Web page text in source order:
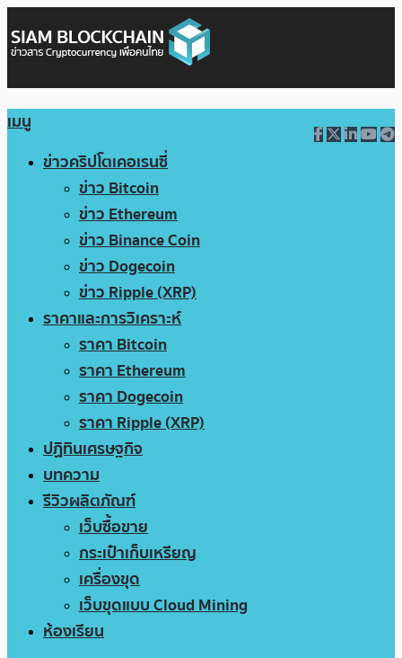
เมนู
ข่าวคริปโตเคอเรนซี่
ข่าว Bitcoin
ข่าว Ethereum
ข่าว Binance Coin
ข่าว Dogecoin
ข่าว Ripple (XRP)
ราคาและการวิเคราะห์
ราคา Bitcoin
ราคา Ethereum
ราคา Dogecoin
ราคา Ripple (XRP)
ปฏิทินเศรษฐกิจ
บทความ
รีวิวผลิตภัณฑ์
เว็บซื้อขาย
กระเป๋าเก็บเหรียญ
เครื่องขุด
เว็บขุดแบบ Cloud Mining
ห้องเรียน